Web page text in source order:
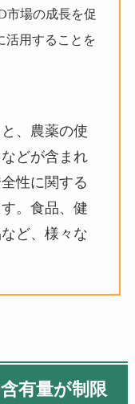
市場の成長を促
活用することを
、農薬の使
どが含まれ
性に関する
。食品、健
ど、様々な
有量が制限